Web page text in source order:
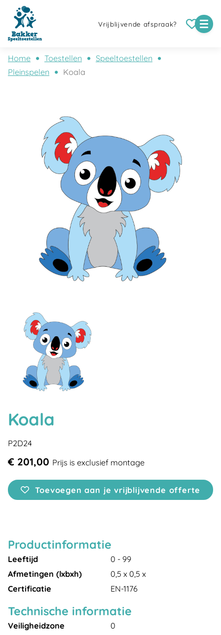
Vrijblijvende afspraak?
Home Toestellen
Speeltoestellen
Pleinspelen
Koala
Koala
P2D24
€ 201,00 Prijs is exclusief montage
Toevoegen aan je vrijblijvende offerte
Productinformatie
Leeftijd
0 - 99
Afmetingen (lxbxh)
0,5 x 0,5 x
Certificatie
EN-1176
Technische informatie
Veiligheidzone
0